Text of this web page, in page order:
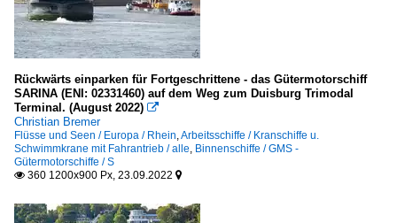
Rückwärts einparken für Fortgeschrittene - das Gütermotorschiff
SARINA (ENI: 02331460) auf dem Weg zum Duisburg Trimodal
Terminal. (August 2022) 
Christian Bremer
Flüsse und Seen / Europa / Rhein,Arbeitsschiffe / Kranschiffe u.
Schwimmkrane mit Fahrantrieb / alle, Binnenschiffe / GMS -
Gütermotorschiffe / S
 360 1200x900 Px, 23.09.2022 